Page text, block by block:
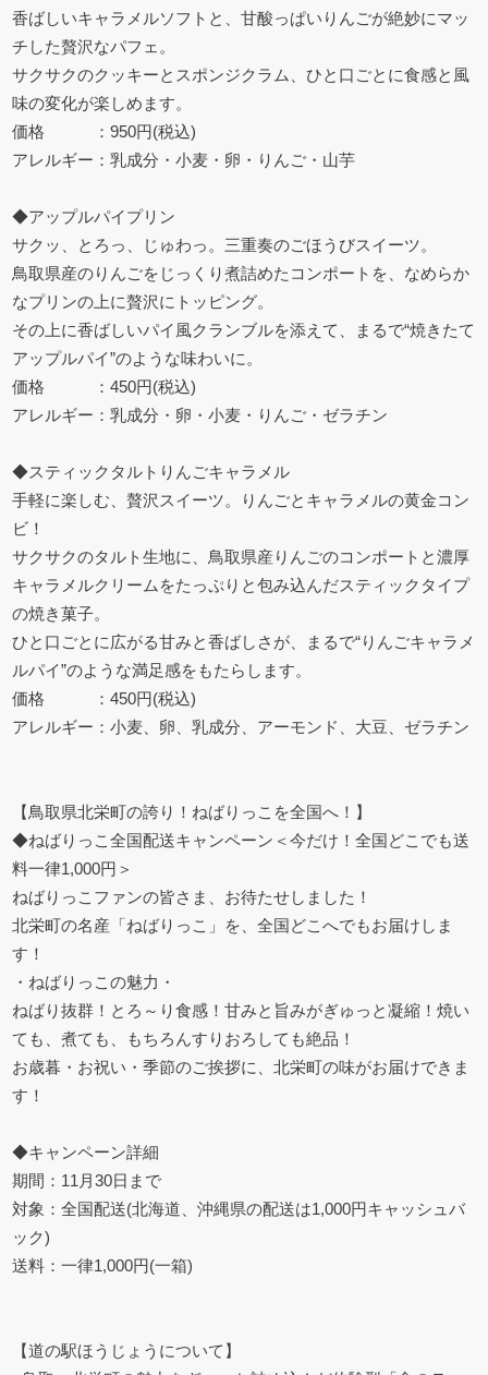
香ばしいキャラメルソフトと、甘酸っぱいりんごが絶妙にマッ
チした贅沢なパフェ。
サクサクのクッキーとスポンジクラム、ひと口ごとに食感と風
味の変化が楽しめます。
価格 ：950円(税込)
アレルギー：乳成分・小麦・卵・りんご・山芋
◆アップルパイプリン
サクッ、とろっ、じゅわっ。三重奏のごほうびスイーツ。
鳥取県産のりんごをじっくり煮詰めたコンポートを、なめらか
なプリンの上に贅沢にトッピング。
その上に香ばしいパイ風クランブルを添えて、まるで“焼きたて
アップルパイ”のような味わいに。
価格 ：450円(税込)
アレルギー：乳成分・卵・小麦・りんご・ゼラチン
◆スティックタルトりんごキャラメル
手軽に楽しむ、贅沢スイーツ。りんごとキャラメルの黄金コン
ビ！
サクサクのタルト生地に、鳥取県産りんごのコンポートと濃厚
キャラメルクリームをたっぷりと包み込んだスティックタイプ
の焼き菓子。
ひと口ごとに広がる甘みと香ばしさが、まるで“りんごキャラメ
ルパイ”のような満足感をもたらします。
価格 ：450円(税込)
アレルギー：小麦、卵、乳成分、アーモンド、大豆、ゼラチン
【鳥取県北栄町の誇り！ねばりっこを全国へ！】
◆ねばりっこ全国配送キャンペーン＜今だけ！全国どこでも送
料一律1,000円＞
ねばりっこファンの皆さま、お待たせしました！
北栄町の名産「ねばりっこ」を、全国どこへでもお届けしま
す！
・ねばりっこの魅力・
ねばり抜群！とろ～り食感！甘みと旨みがぎゅっと凝縮！焼い
ても、煮ても、もちろんすりおろしても絶品！
お歳暮・お祝い・季節のご挨拶に、北栄町の味がお届けできま
す！
◆キャンペーン詳細
期間：11月30日まで
対象：全国配送(北海道、沖縄県の配送は1,000円キャッシュバ
ック)
送料：一律1,000円(一箱)
【道の駅ほうじょうについて】